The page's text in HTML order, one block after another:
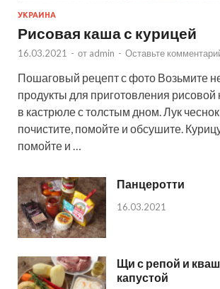
УКРАИНА
Рисовая каша с курицей
16.03.2021 - от admin - Оставьте
Пошаговый рецепт с фото Возьмите
продукты для приготовления рисовой
в кастрюле с толстым дном. Лук
почистите, помойте и обсушите.
помойте и …
Панцеротти
16.03.2021
Щи с репой и
капустой